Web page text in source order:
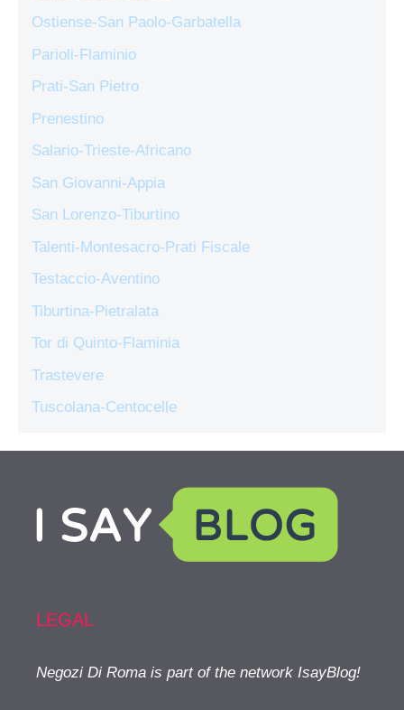
Ostiense-San Paolo-Garbatella
Parioli-Flaminio
Prati-San Pietro
Prenestino
Salario-Trieste-Africano
San Giovanni-Appia
San Lorenzo-Tiburtino
Talenti-Montesacro-Prati Fiscale
Testaccio-Aventino
Tiburtina-Pietralata
Tor di Quinto-Flaminia
Trastevere
Tuscolana-Centocelle
LEGAL
Negozi Di Roma is part of the network IsayBlog!